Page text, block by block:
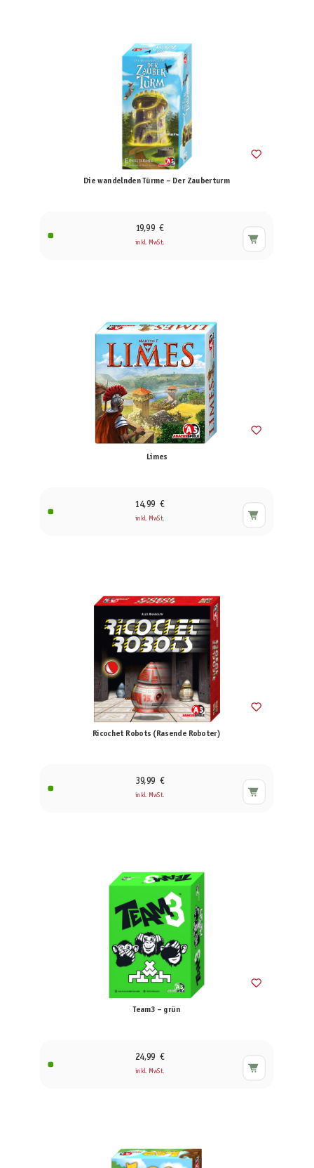
Die wandelnden Türme – Der Zauberturm
19,99 €
inkl. MwSt.
Limes
14,99 €
inkl. MwSt.
Ricochet Robots (Rasende Roboter)
39,99 €
inkl. MwSt.
Team3 – grün
24,99 €
inkl. MwSt.